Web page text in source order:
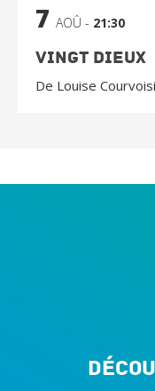
7 AOÛ - 21:30
Vingt Dieux
De Louise